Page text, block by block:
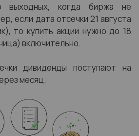
выходных, когда биржа не
если дата отсечки 21 августа
то купить акции нужно до 18
включительно.
дивиденды поступают на
месяц.